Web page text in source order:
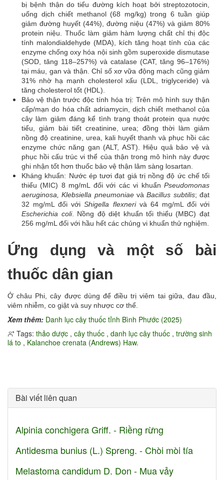
bị bệnh thận do tiểu đường kích hoạt bởi streptozotocin,
uống dịch chiết methanol (68 mg/kg) trong 6 tuần giúp
giảm đường huyết (44%), đường niệu (47%) và giảm 80%
protein niệu. Thuốc làm giảm hàm lượng chất chỉ thị độc
tính malondialdehyde (MDA), kích tăng hoạt tính của các
enzyme chống oxy hóa nội sinh gồm superoxide dismutase
(SOD, tăng 118–257%) và catalase (CAT, tăng 96–176%)
tại máu, gan và thận. Chỉ số xơ vữa động mạch cũng giảm
31% nhờ hạ mạnh cholesterol xấu (LDL, triglyceride) và
tăng cholesterol tốt (HDL).
Bảo vệ thận trước độc tính hóa trị: Trên mô hình suy thận
cấp/mạn do hóa chất adriamycin, dịch chiết methanol của
cây làm giảm đáng kể tình trạng thoát protein qua nước
tiểu, giảm bài tiết creatinine, urea; đồng thời làm giảm
nồng độ creatinine, urea, kali huyết thanh và phục hồi các
enzyme chức năng gan (ALT, AST). Hiệu quả bảo vệ và
phục hồi cấu trúc vi thể của thận trong mô hình này được
ghi nhận tốt hơn thuốc bảo vệ thận lâm sàng losartan.
Kháng khuẩn: Nước ép tươi đạt giá trị nồng độ ức chế tối
thiểu (MIC) 8 mg/mL đối với các vi khuẩn Pseudomonas
aeruginosa, Klebsiella pneumoniae vàBacillus subtilis; đạt
32 mg/mL đối vớiShigella flexnerivà 64 mg/mL đối với
Escherichia coli. Nồng độ diệt khuẩn tối thiểu (MBC) đạt
256 mg/mL đối với hầu hết các chủng vi khuẩn thử nghiệm.
Ứng dụng và một số bài
thuốc dân gian
Ở châu Phi, cây được dùng để điều trị viêm tai giữa, đau đầu,
viêm nhiễm, co giật và suy nhược cơ thể.
Xem thêm: Danh lục cây thuốc tỉnh Bình Phước (2025)
Tags: thảo dược , cây thuốc , danh lục cây thuốc , trường sinh
lá to , Kalanchoe crenata (Andrews) Haw.
Bài viết liên quan
Alpinia conchigera Griff. - Riềng rừng
Antidesma bunius (L.) Spreng. - Chòi mòi tía
Melastoma candidum D. Don - Mua vảy